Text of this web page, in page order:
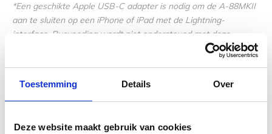
Toestemming Details Over
Deze website maakt gebruik van cookies
*Een geschikte Apple USB-C adapter is nodig om de A-88MKII
aan te sluiten op een iPhone of iPad met de Lightning-
interface. Busvoeding wordt niet ondersteund met deze
aansluiting, dus moet de A-88MKII worden gevoed met de
Stevige en stijlvolle ondersteuning